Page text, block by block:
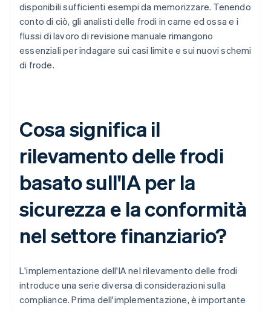
disponibili sufficienti esempi da memorizzare. Tenendo
conto di ciò, gli analisti delle frodi in carne ed ossa e i
flussi di lavoro di revisione manuale rimangono
essenziali per indagare sui casi limite e sui nuovi schemi
di frode.
Cosa significa il
rilevamento delle frodi
basato sull'IA per la
sicurezza e la conformità
nel settore finanziario?
L'implementazione dell'IA nel rilevamento delle frodi
introduce una serie diversa di considerazioni sulla
compliance. Prima dell'implementazione, è importante